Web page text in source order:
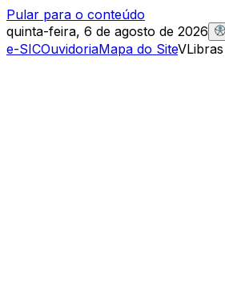
Pular para o conteúdo
quinta-feira, 6 de agosto de 2026
e-SICOuvidoriaMapa do SiteVLibras